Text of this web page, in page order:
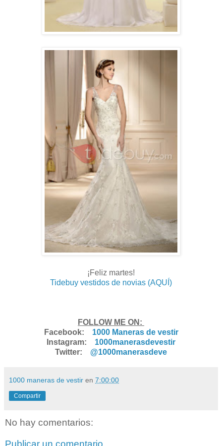
¡Feliz martes!
Tidebuy vestidos de novias (AQUÍ)
FOLLOW ME ON:
Facebook: 1000 Maneras de vestir
Instagram: 1000manerasdevestir
Twitter: @1000manerasdeve
1000 maneras de vestir en 7:00:00
Compartir
No hay comentarios: